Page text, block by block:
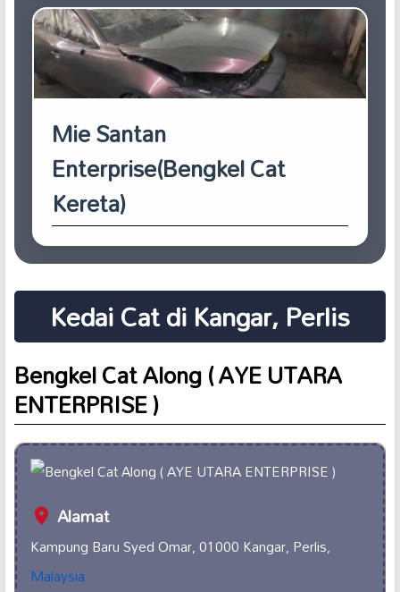
Mie Santan
Enterprise(Bengkel Cat
Kereta)
Kedai Cat di Kangar, Perlis
Bengkel Cat Along ( AYE UTARA
ENTERPRISE )
Alamat
Kampung Baru Syed Omar, 01000 Kangar, Perlis,
Malaysia